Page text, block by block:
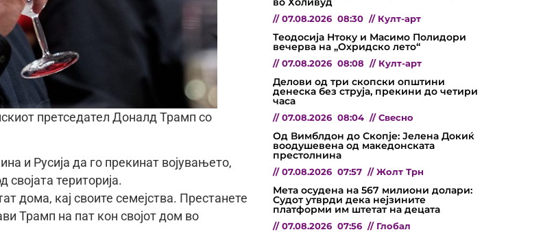
претседател Доналд Трамп со
и Русија да го прекинат војувањето,
територија.
дома, кај своите семејства. Престанете
Трамп на пат кон својот дом во
// 07.08.2026 08:30 // Култ-арт
Теодосија Нтоку и Масимо Полидори
вечерва на „Охридско лето“
// 07.08.2026 08:08 // Култ-арт
Делови од три скопски општини
денеска без струја, прекини до четири
часа
// 07.08.2026 08:04 // Свесно
Од Вимблдон до Скопје: Јелена Докиќ
воодушевена од македонската
престолнина
// 07.08.2026 07:57 // Жолт Трн
Мета осудена на 567 милиони долари:
Судот утврди дека нејзините
платформи им штетат на децата
// 07.08.2026 07:56 // Глобал